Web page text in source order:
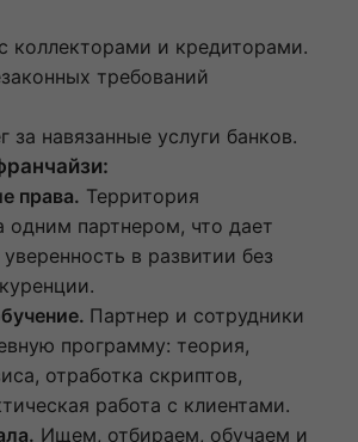
коллекторами и кредиторами.
требований
за навязанные услуги банков.
права. Территория
одним партнером, что дает
в развитии без
Партнер и сотрудники
программу: теория,
отработка скриптов,
работа с клиентами.
Ищем, отбираем, обучаем и